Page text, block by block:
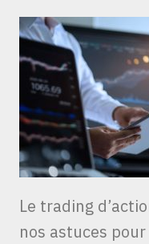
Le trading
nos astuces